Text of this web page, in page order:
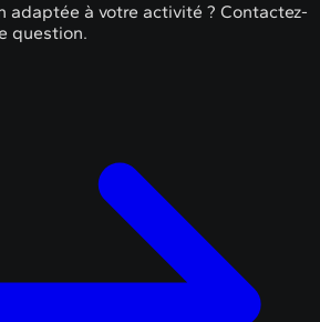
adaptée à votre activité ? Contactez-
question.